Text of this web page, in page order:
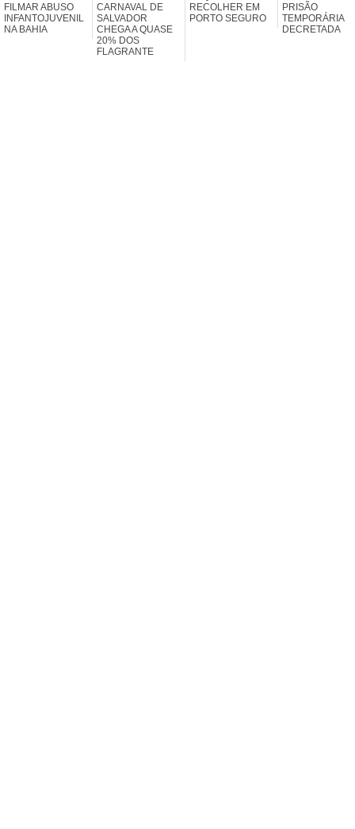
FILMAR ABUSO
INFANTOJUVENIL
NA BAHIA
CARNAVAL DE
SALVADOR
CHEGA A QUASE
20% DOS
FLAGRANTE
RECOLHER EM
PORTO SEGURO
PRISÃO
TEMPORÁRIA
DECRETADA